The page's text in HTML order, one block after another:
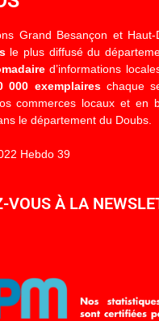
Grand Besançon et Haut-
le plus diffusé du
d’informations
000 exemplaireschaque
commerces locaux et en
le département du Doubs.
Hebdo 39
VOUS À LA